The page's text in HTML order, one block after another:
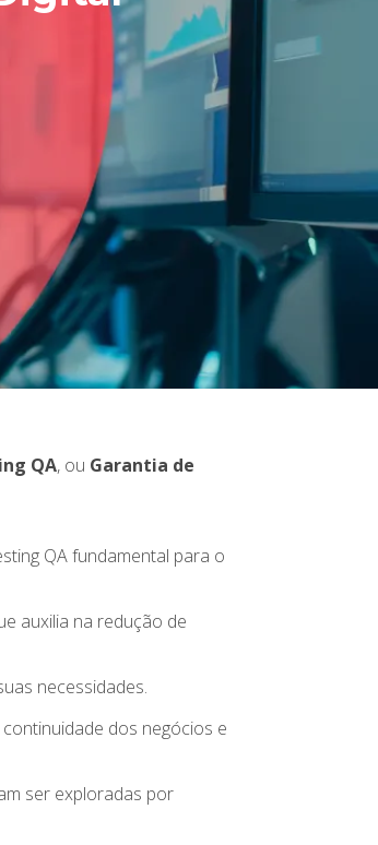
QA, ou Garantia de
QA fundamental para o
auxilia na redução de
necessidades.
dos negócios e
ser exploradas por